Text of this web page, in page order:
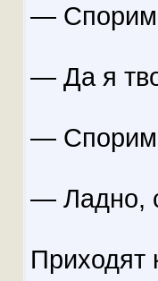
—
— Да я
—
— Ладно,
Приходят